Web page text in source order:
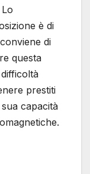
è di
di
questa
prestiti
capacità